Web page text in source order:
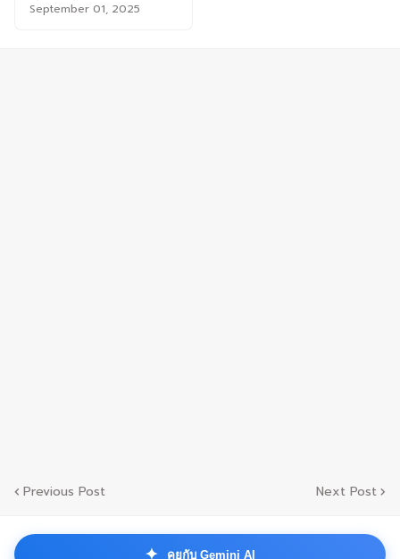
September 01, 2025
Previous Post Next Post
✦ คุยกับ Gemini AI